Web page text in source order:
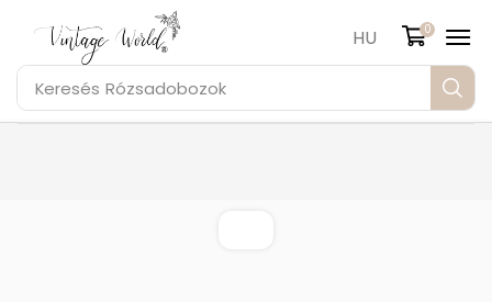
Keresés Rózsadobozok
HU 0